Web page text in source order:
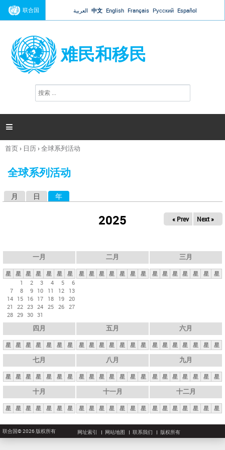
Jump to navigation
联合国 العربية 中文 English Français Русский Español
难民和移民
搜
索

你
这
首页› 日历›全球系列活动
全球系列活动
月 日 年
2025 « Prev Next »
一月
星 星 星 星 星 星
星
1
2 3 4 5
6
7
8 9 10 11 12
13
14 15 16 17 18 19 20
21
22 23 24 25 26 27
28 29 30 31
二月
星 星 星 星 星 星 星
三月
星 星 星 星 星 星 星
四月
星 星 星 星 星 星 星
五月
星 星 星 星 星 星 星
六月
星 星 星 星 星 星 星
七月
星 星 星 星 星 星 星
八月
星 星 星 星 星 星 星
九月
星 星 星 星 星 星 星
十月
星 星 星 星 星 星 星
十一月
星 星 星 星 星 星 星
十二月
星 星 星 星 星 星 星
联合国© 2026 版权所有 网址索引 网站地图 联系我们 版权所有